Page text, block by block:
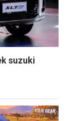
suzuki